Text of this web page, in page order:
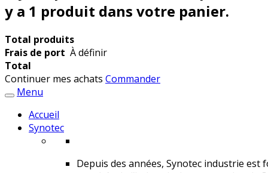
y a 1 produit dans votre panier.
Total produits
Frais de port À définir
Total
Continuer mes achats Commander
Menu
Accueil
Synotec
Depuis des années, Synotec industrie